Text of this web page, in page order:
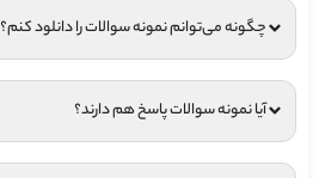
چگونه می‌توانم نمونه سوالات را دانلود کنم؟
آیا نمونه سوالات پاسخ هم دارند؟